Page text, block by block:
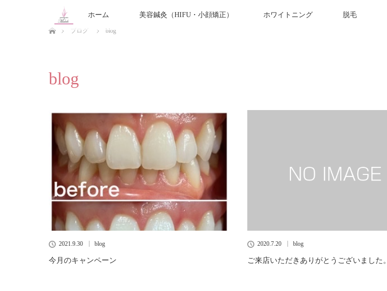
ホーム 美容鍼灸（HIFU・小顔矯正） ホワイトニング 脱毛
ホーム
ブログ
blog
blog
2021.9.30 blog
今月のキャンペーン
2020.7.20 blog
ご来店いただきありがとうございました。